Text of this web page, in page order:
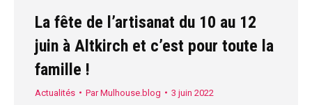
La fête de l’artisanat du 10 au 12
juin à Altkirch et c’est pour toute la
famille !
Actualités ParMulhouse.blog 3 juin 2022